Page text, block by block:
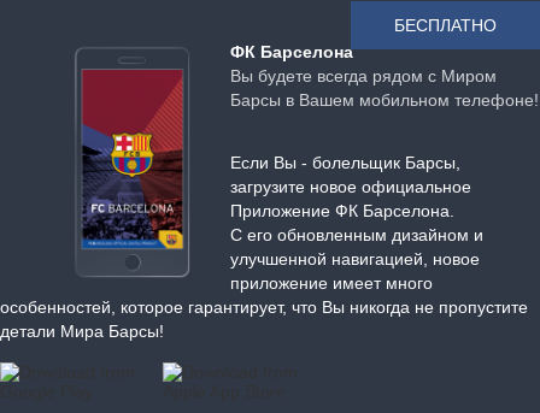
ФК Барселона
Вы будете всегда рядом с Миром
Барсы в Вашем мобильном телефоне!
Если Вы - болельщик Барсы,
загрузите новое официальное
Приложение ФК Барселона.
С его обновленным дизайном и
улучшенной навигацией, новое
приложение имеет много
особенностей, которое гарантирует, что Вы никогда не пропустите
детали Мира Барсы!
БЕСПЛАТНО